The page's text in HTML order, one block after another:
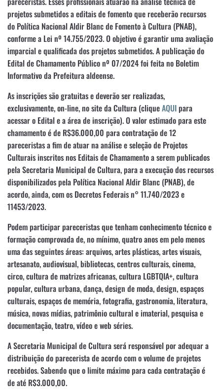
projetos submetidos a editais de fomento que receberão recursos
do Política Nacional Aldir Blanc de Fomento à Cultura (PNAB),
conforme a Lei nº 14.755/2023. O objetivo é garantir uma avaliação
imparcial e qualificada dos projetos submetidos. A publicação do
Edital de Chamamento Público nº 07/2024 foi feita no Boletim
Informativo da Prefeitura aldeense.
As inscrições são gratuitas e deverão ser realizadas,
exclusivamente, on-line, no site da Cultura (cliqueAQUIpara
acessar o Edital e a área de inscrição). O valor estimado para este
chamamento é de R$36.000,00 para contratação de 12
pareceristas a fim de atuar na análise e seleção de Projetos
Culturais inscritos nos Editais de Chamamento a serem publicados
pela Secretaria Municipal de Cultura, para a execução dos recursos
disponibilizados pela Política Nacional Aldir Blanc (PNAB), de
acordo, ainda, com os Decretos Federais n° 11.740/2023 e
11453/2023.
Podem participar pareceristas que tenham conhecimento técnico e
formação comprovada de, no mínimo, quatro anos em pelo menos
uma das seguintes áreas: arquivos, artes plásticas, artes visuais,
artesanato, audiovisual, bibliotecas, centros culturais, cinema,
circo, cultura de matrizes africanas, cultura LGBTQIA+, cultura
popular, cultura urbana, dança, design de moda, design, espaços
culturais, espaços de memória, fotografia, gastronomia, literatura,
música, novas mídias, patrimônio cultural e imaterial, pesquisa e
documentação, teatro, vídeo e web séries.
A Secretaria Municipal de Cultura será responsável por adequar a
distribuição do parecerista de acordo com o volume de projetos
recebidos. Sabendo que o limite máximo para cada contratação é
de até R$3.000,00.